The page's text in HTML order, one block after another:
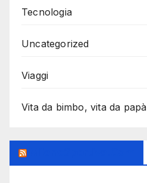
Tecnologia
Uncategorized
Viaggi
Vita da bimbo, vita da papà